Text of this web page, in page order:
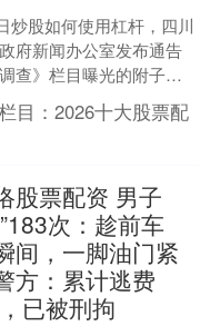
炒股如何使用杠杆，四川
府新闻办公室发布通告
查》栏目曝光的附子违
进行专项调查。 7月26
目：2026十大股票配
股票配资 男子
次：趁前车
间，一脚油门紧
方：累计逃费
已被刑拘